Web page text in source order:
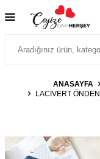
ANASAYFA
LACIVERT